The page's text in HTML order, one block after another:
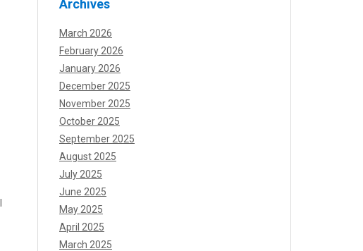
Archives
March 2026
February 2026
January 2026
December 2025
November 2025
October 2025
September 2025
August 2025
July 2025
June 2025
May 2025
April 2025
March 2025